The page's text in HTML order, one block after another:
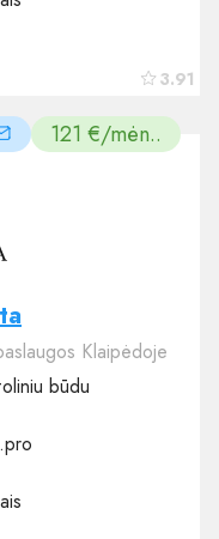
3.91
121 €/mėn..
Klaipėdoje
būdu